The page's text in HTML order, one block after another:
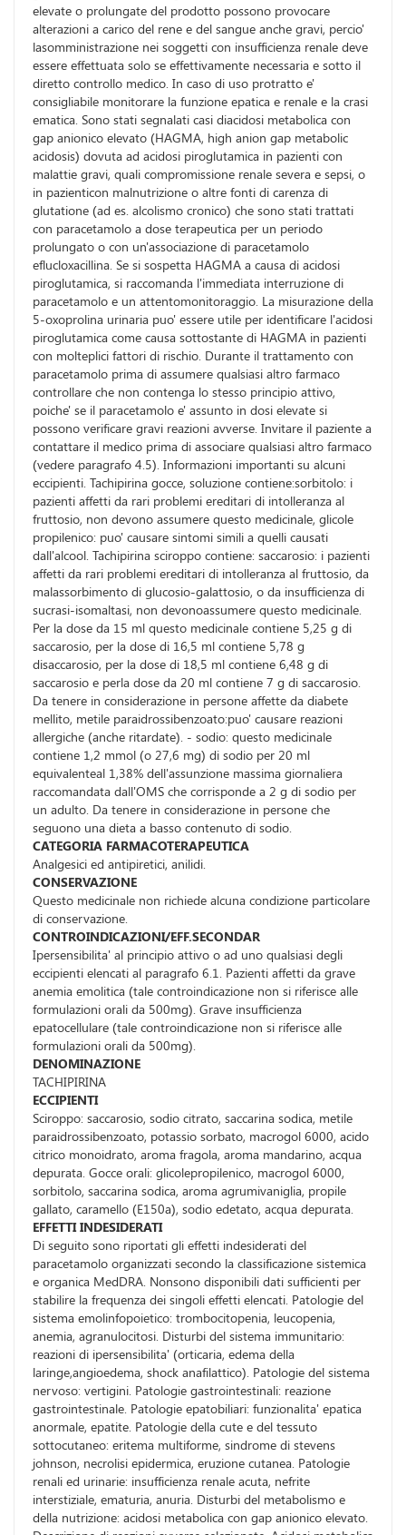
elevate o prolungate del prodotto possono provocare
alterazioni a carico del rene e del sangue anche gravi, percio'
lasomministrazione nei soggetti con insufficienza renale deve
essere effettuata solo se effettivamente necessaria e sotto il
diretto controllo medico. In caso di uso protratto e'
consigliabile monitorare la funzione epatica e renale e la crasi
ematica. Sono stati segnalati casi diacidosi metabolica con
gap anionico elevato (HAGMA, high anion gap metabolic
acidosis) dovuta ad acidosi piroglutamica in pazienti con
malattie gravi, quali compromissione renale severa e sepsi, o
in pazienticon malnutrizione o altre fonti di carenza di
glutatione (ad es. alcolismo cronico) che sono stati trattati
con paracetamolo a dose terapeutica per un periodo
prolungato o con un'associazione di paracetamolo
eflucloxacillina. Se si sospetta HAGMA a causa di acidosi
piroglutamica, si raccomanda l'immediata interruzione di
paracetamolo e un attentomonitoraggio. La misurazione della
5-oxoprolina urinaria puo' essere utile per identificare l'acidosi
piroglutamica come causa sottostante di HAGMA in pazienti
con molteplici fattori di rischio. Durante il trattamento con
paracetamolo prima di assumere qualsiasi altro farmaco
controllare che non contenga lo stesso principio attivo,
poiche' se il paracetamolo e' assunto in dosi elevate si
possono verificare gravi reazioni avverse. Invitare il paziente a
contattare il medico prima di associare qualsiasi altro farmaco
(vedere paragrafo 4.5). Informazioni importanti su alcuni
eccipienti. Tachipirina gocce, soluzione contiene:sorbitolo: i
pazienti affetti da rari problemi ereditari di intolleranza al
fruttosio, non devono assumere questo medicinale, glicole
propilenico: puo' causare sintomi simili a quelli causati
dall'alcool. Tachipirina sciroppo contiene: saccarosio: i pazienti
affetti da rari problemi ereditari di intolleranza al fruttosio, da
malassorbimento di glucosio-galattosio, o da insufficienza di
sucrasi-isomaltasi, non devonoassumere questo medicinale.
Per la dose da 15 ml questo medicinale contiene 5,25 g di
saccarosio, per la dose di 16,5 ml contiene 5,78 g
disaccarosio, per la dose di 18,5 ml contiene 6,48 g di
saccarosio e perla dose da 20 ml contiene 7 g di saccarosio.
Da tenere in considerazione in persone affette da diabete
mellito, metile paraidrossibenzoato:puo' causare reazioni
allergiche (anche ritardate). - sodio: questo medicinale
contiene 1,2 mmol (o 27,6 mg) di sodio per 20 ml
equivalenteal 1,38% dell'assunzione massima giornaliera
raccomandata dall'OMS che corrisponde a 2 g di sodio per
un adulto. Da tenere in considerazione in persone che
seguono una dieta a basso contenuto di sodio.
CATEGORIA FARMACOTERAPEUTICA
Analgesici ed antipiretici, anilidi.
CONSERVAZIONE
Questo medicinale non richiede alcuna condizione particolare
di conservazione.
CONTROINDICAZIONI/EFF.SECONDAR
Ipersensibilita' al principio attivo o ad uno qualsiasi degli
eccipienti elencati al paragrafo 6.1. Pazienti affetti da grave
anemia emolitica (tale controindicazione non si riferisce alle
formulazioni orali da 500mg). Grave insufficienza
epatocellulare (tale controindicazione non si riferisce alle
formulazioni orali da 500mg).
DENOMINAZIONE
TACHIPIRINA
ECCIPIENTI
Sciroppo: saccarosio, sodio citrato, saccarina sodica, metile
paraidrossibenzoato, potassio sorbato, macrogol 6000, acido
citrico monoidrato, aroma fragola, aroma mandarino, acqua
depurata. Gocce orali: glicolepropilenico, macrogol 6000,
sorbitolo, saccarina sodica, aroma agrumivaniglia, propile
gallato, caramello (E150a), sodio edetato, acqua depurata.
EFFETTI INDESIDERATI
Di seguito sono riportati gli effetti indesiderati del
paracetamolo organizzati secondo la classificazione sistemica
e organica MedDRA. Nonsono disponibili dati sufficienti per
stabilire la frequenza dei singoli effetti elencati. Patologie del
sistema emolinfopoietico: trombocitopenia, leucopenia,
anemia, agranulocitosi. Disturbi del sistema immunitario:
reazioni di ipersensibilita' (orticaria, edema della
laringe,angioedema, shock anafilattico). Patologie del sistema
nervoso: vertigini. Patologie gastrointestinali: reazione
gastrointestinale. Patologie epatobiliari: funzionalita' epatica
anormale, epatite. Patologie della cute e del tessuto
sottocutaneo: eritema multiforme, sindrome di stevens
johnson, necrolisi epidermica, eruzione cutanea. Patologie
renali ed urinarie: insufficienza renale acuta, nefrite
interstiziale, ematuria, anuria. Disturbi del metabolismo e
della nutrizione: acidosi metabolica con gap anionico elevato.